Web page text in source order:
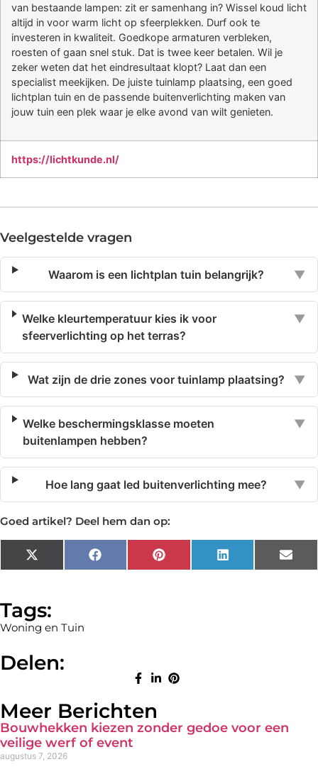
van bestaande lampen: zit er samenhang in? Wissel koud licht
altijd in voor warm licht op sfeerplekken. Durf ook te
investeren in kwaliteit. Goedkope armaturen verbleken,
roesten of gaan snel stuk. Dat is twee keer betalen. Wil je
zeker weten dat het eindresultaat klopt? Laat dan een
specialist meekijken. De juiste tuinlamp plaatsing, een goed
lichtplan tuin en de passende buitenverlichting maken van
jouw tuin een plek waar je elke avond van wilt genieten.
https://lichtkunde.nl/
Veelgestelde vragen
Waarom is een lichtplan tuin belangrijk? ▼
Welke kleurtemperatuur kies ik voor
sfeerverlichting op het terras?
▼
Wat zijn de drie zones voor tuinlamp plaatsing? ▼
Welke beschermingsklasse moeten
buitenlampen hebben?
▼
Hoe lang gaat led buitenverlichting mee? ▼
Goed artikel? Deel hem dan op:
X
(Twitter)
Facebook Pinterest LinkedIn
Tags:
Woning en Tuin
Delen:
Meer Berichten
Bouwhekken kiezen zonder gedoe voor een
veilige werf of event
augustus 7, 2026